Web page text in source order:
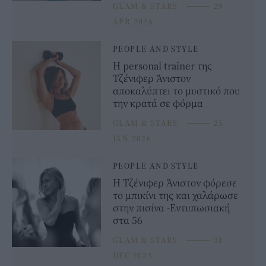
GLAM & STARS ⸻ 29
APR 2026
PEOPLE AND STYLE
H personal trainer της
Τζένιφερ Άνιστον
αποκαλύπτει το μυστικό που
την κρατά σε φόρμα
GLAM & STARS ⸻ 25
JAN 2026
PEOPLE AND STYLE
Η Τζένιφερ Άνιστον φόρεσε
το μπικίνι της και χαλάρωσε
στην πισίνα -Εντυπωσιακή
στα 56
GLAM & STARS ⸻ 31
DEC 2025